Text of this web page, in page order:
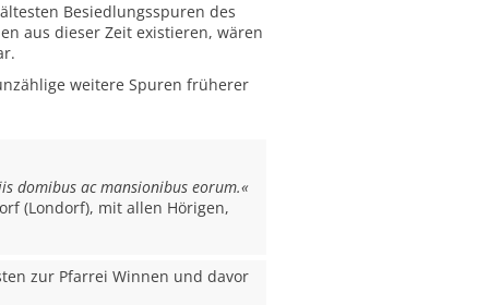
Besiedlungsspuren des
aus dieser Zeit existieren, wären
weitere Spuren früherer
domibus ac mansionibus eorum.«
(Londorf), mit allen Hörigen,
zur Pfarrei Winnen und davor